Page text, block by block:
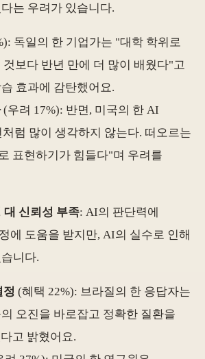
는 우려가 있습니다.
독일의 한 기업가는 "대학 학위로
것보다 반년 만에 더 많이 배웠다"고
효과에 감탄했어요.
(우려 17%): 반면, 미국의 한 AI
럼 많이 생각하지 않는다. 떠오르는
표현하기가 힘들다"며 우려를
대 신뢰성 부족: AI의 판단력에
에 도움을 받지만, AI의 실수로 인해
니다.
정 (혜택 22%): 브라질의 한 응답자는
오진을 바로잡고 정확한 질환을
고 밝혔어요.